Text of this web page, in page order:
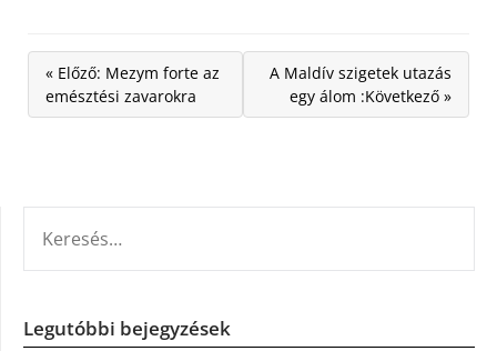
« Előző: Mezym forte az
emésztési zavarokra
A Maldív szigetek utazás
egy álom :Következő »
Legutóbbi bejegyzések